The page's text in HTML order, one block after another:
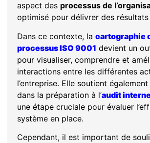
aspect des processus de
optimisé pour délivrer des
Dans ce contexte, la cartographie
processus ISO 9001 devient un
pour visualiser, comprendre et
interactions entre les différentes
l’entreprise. Elle soutient également
dans la préparation à l’audit
une étape cruciale pour évaluer
système en place.
Cependant, il est important de